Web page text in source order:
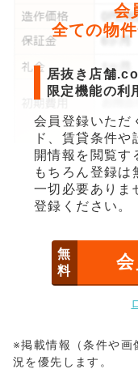
会
全ての物
居抜き店舗
限定機能の利
会員登録いただ
ド、賃貸条件
開情報を閲覧す
もちろん登録は
一切必要ありま
登録ください。
無
料
※掲載情報（条件や画
況を優先します。